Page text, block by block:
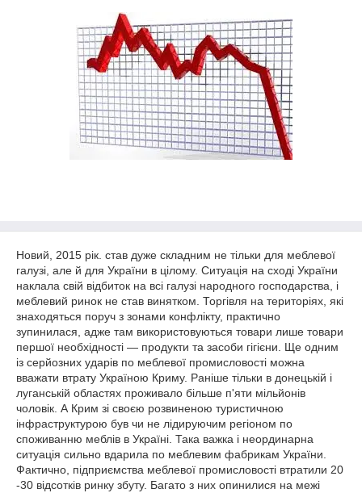
Новий, 2015 рік. став дуже складним не тільки для меблевої
галузі, але й для України в цілому. Ситуація на сході України
наклала свій відбиток на всі галузі народного господарства, і
меблевий ринок не став винятком. Торгівля на територіях, які
знаходяться поруч з зонами конфлікту, практично
зупинилася, адже там використовуються товари лише товари
першої необхідності ― продукти та засоби гігієни. Ще одним
із серйозних ударів по меблевої промисловості можна
вважати втрату Україною Криму. Раніше тільки в донецькій і
луганській областях проживало більше п'яти мільйонів
чоловік. А Крим зі своєю розвиненою туристичною
інфраструктурою був чи не лідируючим регіоном по
споживанню меблів в Україні. Така важка і неординарна
ситуація сильно вдарила по меблевим фабрикам України.
Фактично, підприємства меблевої промисловості втратили 20
-30 відсотків ринку збуту. Багато з них опинилися на межі